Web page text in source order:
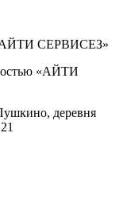
СЕРВИСЕЗ»
«АЙТИ
деревня